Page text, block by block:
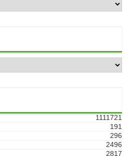
1111721
191
296
2496
2817